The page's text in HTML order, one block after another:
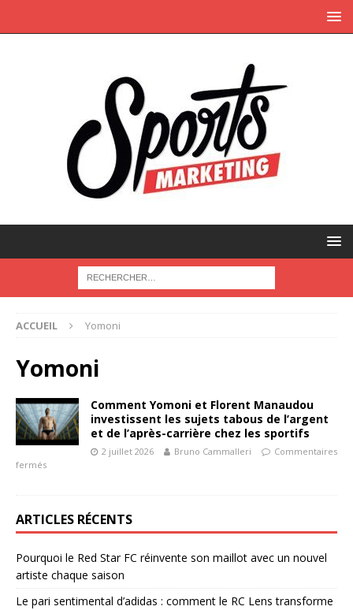
ACCUEIL Yomoni
Yomoni
Comment Yomoni et Florent Manaudou
investissent les sujets tabous de l’argent
et de l’après-carrière chez les sportifs
2 juillet 2026 Bruno Cammalleri
Commentaires
fermés
ARTICLES RÉCENTS
Pourquoi le Red Star FC réinvente son maillot avec un nouvel
artiste chaque saison
Le pari sentimental d’adidas : comment le RC Lens transforme